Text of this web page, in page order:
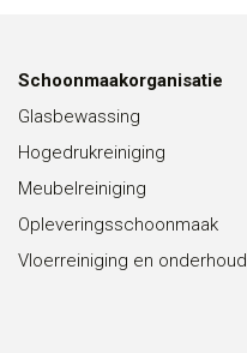
Schoonmaakorganisatie
Glasbewassing
Hogedrukreiniging
Meubelreiniging
Opleveringsschoonmaak
Vloerreiniging en onderhoud